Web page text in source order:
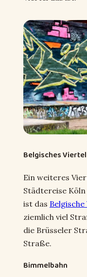
Belgisches Viertel
Ein weiteres
Städtereise
ist das
ziemlich viel
die Brüsseler
Straße.
Bimmelbahn